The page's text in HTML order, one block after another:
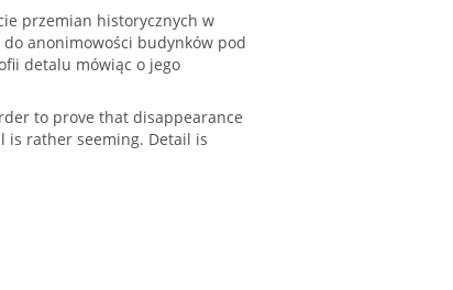
przemian historycznych w
anonimowości budynków pod
detalu mówiąc o jego
to prove that disappearance
is rather seeming. Detail is